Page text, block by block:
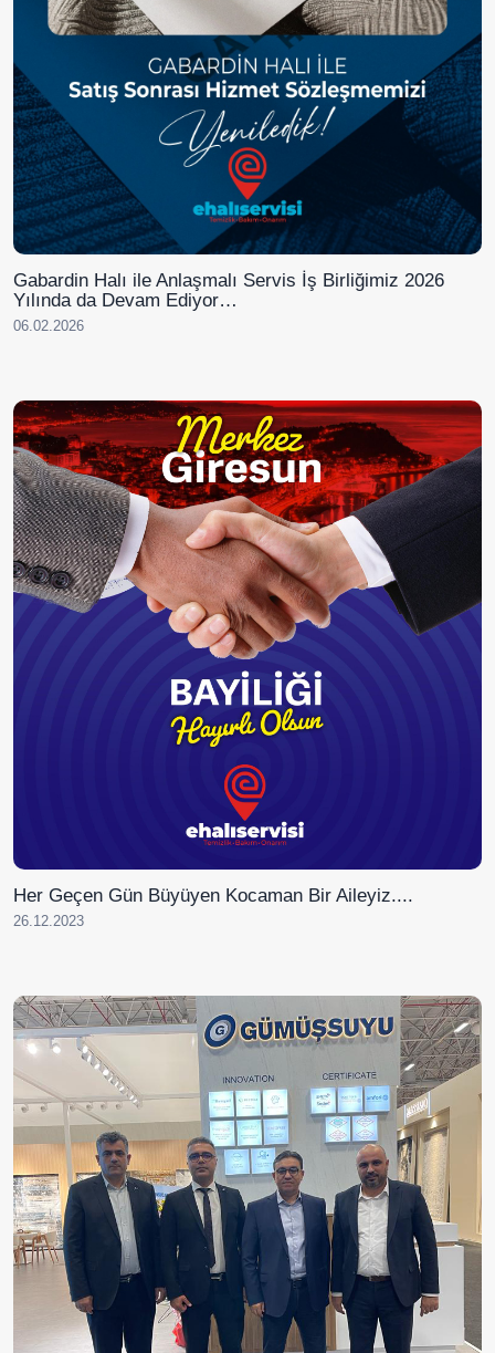
Gabardin Halı ile Anlaşmalı Servis İş Birliğimiz 2026
Yılında da Devam Ediyor…
06.02.2026
Her Geçen Gün Büyüyen Kocaman Bir Aileyiz....
26.12.2023